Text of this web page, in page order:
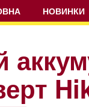
НОВИНКИ